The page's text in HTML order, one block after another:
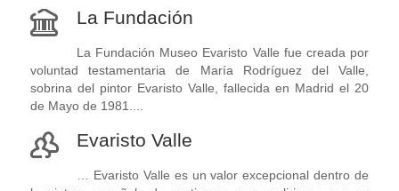
La Fundación
La Fundación Museo Evaristo Valle fue creada por
voluntad testamentaria de María Rodríguez del Valle,
sobrina del pintor Evaristo Valle, fallecida en Madrid el 20
de Mayo de 1981....
Evaristo Valle
… Evaristo Valle es un valor excepcional dentro de